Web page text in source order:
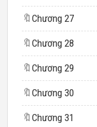
🔖 Chương 27
🔖 Chương 28
🔖 Chương 29
🔖 Chương 30
🔖 Chương 31